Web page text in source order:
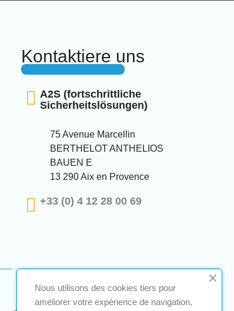
Kontaktiere uns
A2S (fortschrittliche
Sicherheitslösungen)
75 Avenue Marcellin
BERTHELOT ANTHELIOS
BAUEN E
13 290 Aix en Provence
+33 (0) 4 12 28 00 69
Nous utilisons des cookies tiers pour
améliorer votre expérience de navigation,